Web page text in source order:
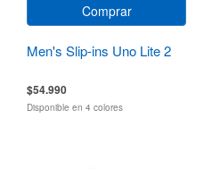
Comprar
Men's Slip-ins Uno Lite 2
$54.990
Disponible en 4 colores